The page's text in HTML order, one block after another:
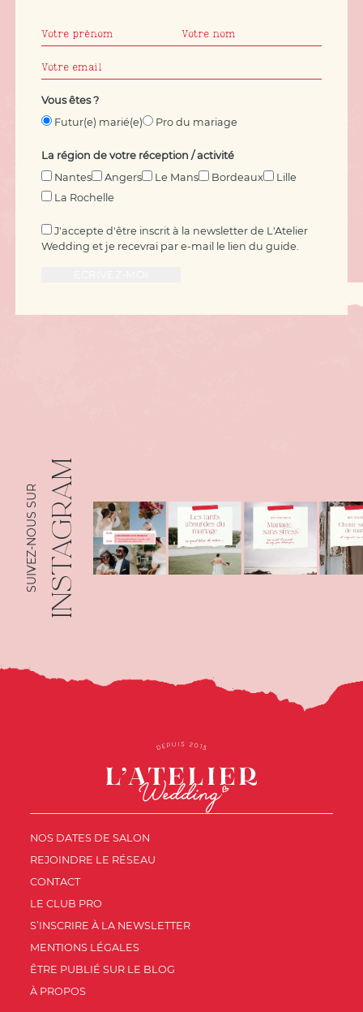
Vous êtes ?
Futur(e) marié(e)
Pro du mariage
La région de votre réception / activité
Nantes
Angers Le Mans Bordeaux
Lille
La Rochelle
J'accepte d'être inscrit à la newsletter de L'Atelier
Wedding et je recevrai par e-mail le lien du guide.
INSTAGRAM
SUIVEZ-NOUS SUR
NOS DATES DE SALON
REJOINDRE LE RÉSEAU
CONTACT
LE CLUB PRO
S’INSCRIRE À LA NEWSLETTER
MENTIONS LÉGALES
ÊTRE PUBLIÉ SUR LE BLOG
À PROPOS